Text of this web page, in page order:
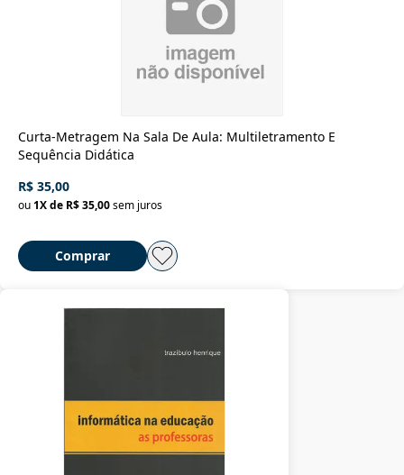
Curta-Metragem Na Sala De Aula: Multiletramento E
Sequência Didática
R$ 35,00
ou1X de R$ 35,00sem juros
Comprar